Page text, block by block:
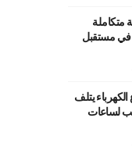
متكاملة
في مستقبل
يتلف
لساعات